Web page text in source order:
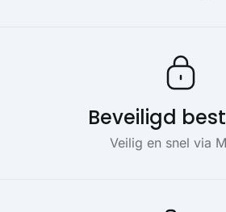
Beveiligd
Veilig en snel via